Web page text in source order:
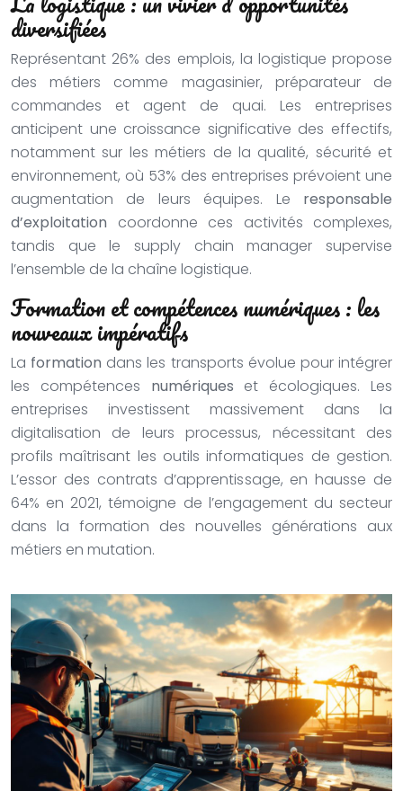
diversifiées
Représentant 26% des emplois, la logistique propose
des métiers comme magasinier, préparateur de
commandes et agent de quai. Les entreprises
anticipent une croissance significative des effectifs,
notamment sur les métiers de la qualité, sécurité et
environnement, où 53% des entreprises prévoient une
augmentation de leurs équipes. Le responsable
d’exploitation coordonne ces activités complexes,
tandis que le supply chain manager supervise
l’ensemble de la chaîne logistique.
Formation et compétences numériques : les
nouveaux impératifs
La formation dans les transports évolue pour intégrer
les compétences numériques et écologiques. Les
entreprises investissent massivement dans la
digitalisation de leurs processus, nécessitant des
profils maîtrisant les outils informatiques de gestion.
L’essor des contrats d’apprentissage, en hausse de
64% en 2021, témoigne de l’engagement du secteur
dans la formation des nouvelles générations aux
métiers en mutation.